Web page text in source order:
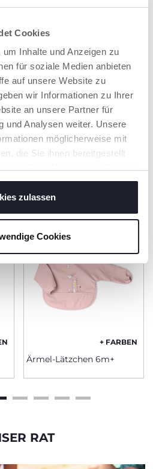
Cookies
Inhalte und Anzeigen zu
für soziale Medien anbieten
auf unsere Website zu
wir Informationen zu Ihrer
an unsere Partner für
und Analysen weiter. Unsere
möglicherweise mit
die Sie ihnen bereitgestellt
zulassen
Cookies
SIE INTERESSIEREN
+ FARBEN
Ärmel-Lätzchen 6m+
RAT